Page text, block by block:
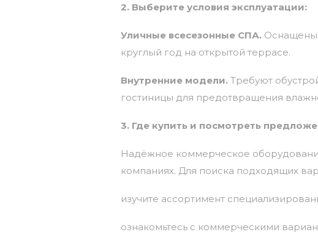
2. Выберите условия эксплуатации:
Уличные всесезонные СПА. Оснащены
круглый год на открытой террасе.
Внутренние модели. Требуют
гостиницы для предотвращения
3. Где купить и посмотреть
Надёжное коммерческое
компаниях. Для поиска подходящих
изучите ассортимент
ознакомьтесь с коммерческими